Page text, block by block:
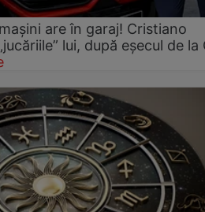
are în garaj! Cristiano
lui, după eșecul de la